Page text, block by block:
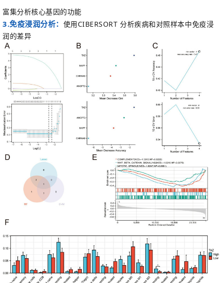
富集分析核心基因的功能
3.免疫浸润分析： 使用CIBERSORT分析疾病和对照样本中免疫浸
润的差异